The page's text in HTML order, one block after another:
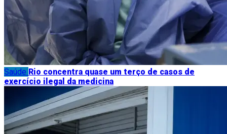
Saúde Rio concentra quase um terço de casos de
exercício ilegal da medicina